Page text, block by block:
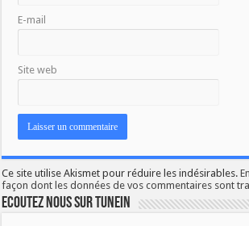
E-mail
Site web
Ce site utilise Akismet pour réduire les indésirables.
façon dont les données de vos commentaires sont
Ecoutez nous sur TuneIn